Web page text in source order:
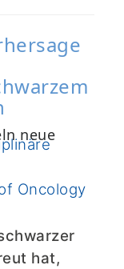
Oncology
neue
hat,